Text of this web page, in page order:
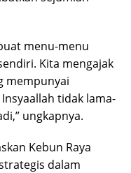
menu-menu
Kita mengajak
mempunyai
tidak lama-
ungkapnya.
Kebun Raya
dalam